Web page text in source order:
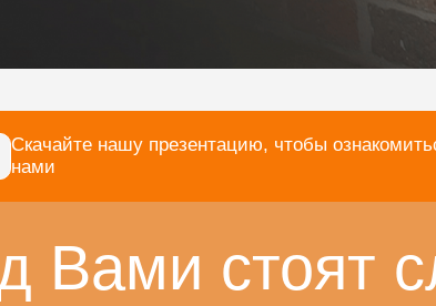
Скачайте нашу презентацию, чтобы
нами
Вами стоят